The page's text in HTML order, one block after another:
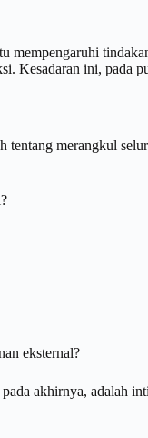
mempengaruhi
Kesadaran ini, pada
merangkul
eksternal?
akhirnya, adalah